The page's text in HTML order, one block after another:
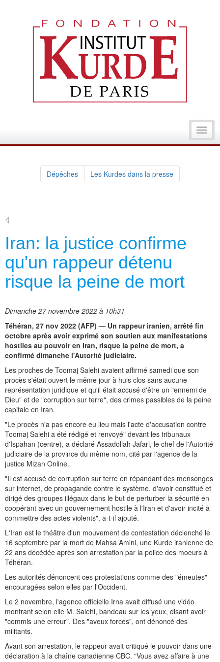
Dépêches Les Kurdes dans la presse
Iran: la justice confirme
qu'un rappeur détenu
risque la peine de mort
Dimanche 27 novembre 2022 à 10h31
Téhéran, 27 nov 2022 (AFP) — Un rappeur iranien, arrêté fin
octobre après avoir exprimé son soutien aux manifestations
hostiles au pouvoir en Iran, risque la peine de mort, a
confirmé dimanche l'Autorité judiciaire.
Les proches de Toomaj Salehi avaient affirmé samedi que son
procès s'était ouvert le même jour à huis clos sans aucune
représentation juridique et qu'il était accusé d'être un "ennemi de
Dieu" et de "corruption sur terre", des crimes passibles de la peine
capitale en Iran.
"Le procès n'a pas encore eu lieu mais l'acte d'accusation contre
Toomaj Salehi a été rédigé et renvoyé" devant les tribunaux
d'Ispahan (centre), a déclaré Assadollah Jafari, le chef de l'Autorité
judiciaire de la province du même nom, cité par l'agence de la
justice Mizan Online.
"Il est accusé de corruption sur terre en répandant des mensonges
sur internet, de propagande contre le système, d'avoir constitué et
dirigé des groupes illégaux dans le but de perturber la sécurité en
coopérant avec un gouvernement hostile à l'Iran et d'avoir incité à
commettre des actes violents", a-t-il ajouté.
L'Iran est le théâtre d'un mouvement de contestation déclenché le
16 septembre par la mort de Mahsa Amini, une Kurde iranienne de
22 ans décédée après son arrestation par la police des moeurs à
Téhéran.
Les autorités dénoncent ces protestations comme des "émeutes"
encouragées selon elles par l'Occident.
Le 2 novembre, l'agence officielle Irna avait diffusé une vidéo
montrant selon elle M. Salehi, bandeau sur les yeux, disant avoir
"commis une erreur". Des "aveux forcés", ont dénoncé des
militants.
Avant son arrestation, le rappeur avait critiqué le pouvoir dans une
déclaration à la chaîne canadienne CBC. "Vous avez affaire à une